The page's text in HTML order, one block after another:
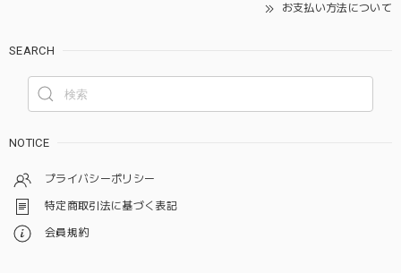
お支払い方法について
SEARCH
NOTICE
プライバシーポリシー
特定商取引法に基づく表記
会員規約